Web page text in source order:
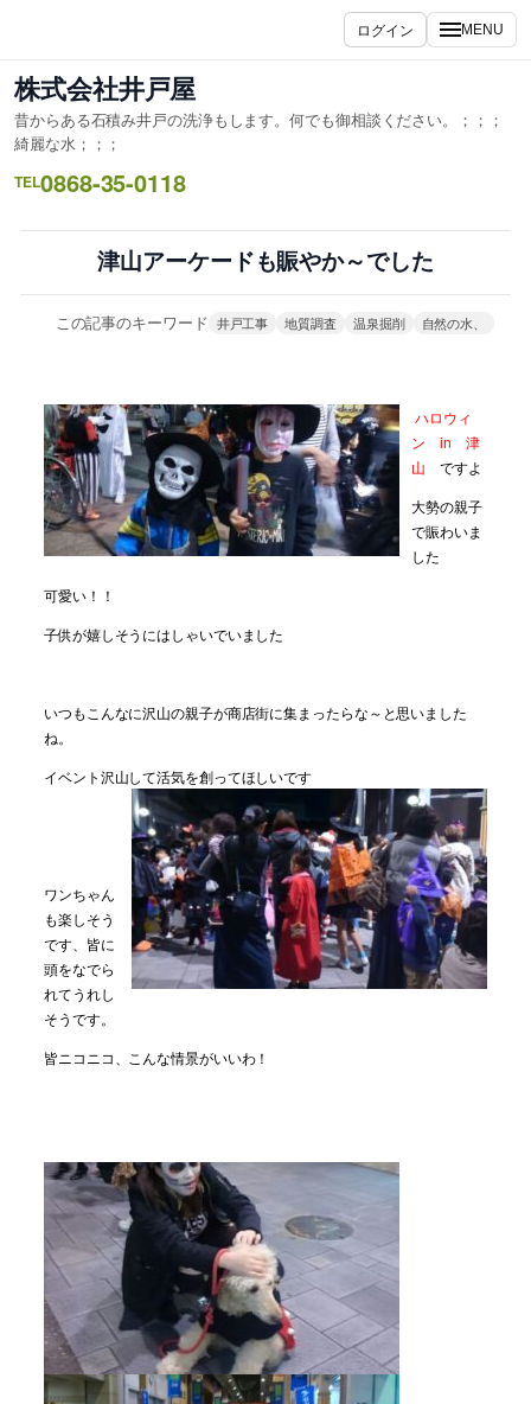
を
ス
キ
ッ
プ
ログイン MENU
株式会社井戸屋
昔からある石積み井戸の洗浄もします。何でも御相談ください。；；；
綺麗な水；；；
TEL0868-35-0118
津山アーケードも賑やか～でした
この記事のキーワード 井戸工事 地質調査 温泉掘削 自然の水、
ハロウィ
ン in 津
山
ですよ
大勢の親子
で賑わいま
した
可愛い！！
子供が嬉しそうにはしゃいでいました
いつもこんなに沢山の親子が商店街に集まったらな～と思いました
ね。
イベント沢山して活気を創ってほしいです
ワンちゃん
も楽しそう
です、皆に
頭をなでら
れてうれし
そうです。
皆ニコニコ、こんな情景がいいわ！